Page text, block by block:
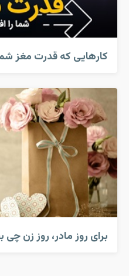
کارهایی که قدرت مغز
برای روز مادر، روز زن چی